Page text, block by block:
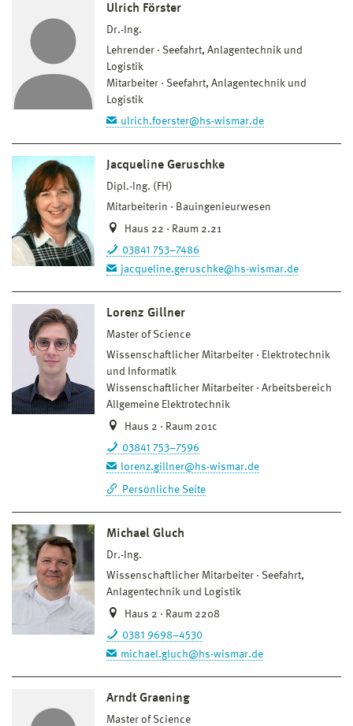
Ulrich Förster
Dr.-Ing.
Lehrender
Seefahrt, Anlagentechnik und
Logistik
Mitarbeiter
Seefahrt, Anlagentechnik und
Logistik
ulrich.foerster@hs-wismar.de
Jacqueline Geruschke
Dipl.-Ing. (FH)
Mitarbeiterin
Bauingenieurwesen
Haus 22 · Raum 2.21
03841 753–7486
jacqueline.geruschke@hs-wismar.de
Lorenz Gillner
Master of Science
Wissenschaftlicher Mitarbeiter
Elektrotechnik
und Informatik
Wissenschaftlicher Mitarbeiter
Arbeitsbereich
Allgemeine Elektrotechnik
Haus 2 · Raum 201c
03841 753–7596
lorenz.gillner@hs-wismar.de
Persönliche Seite
Michael Gluch
Dr.-Ing.
Wissenschaftlicher Mitarbeiter
Seefahrt,
Anlagentechnik und Logistik
Haus 2 · Raum 2208
0381 9698–4530
michael.gluch@hs-wismar.de
Arndt Graening
Master of Science